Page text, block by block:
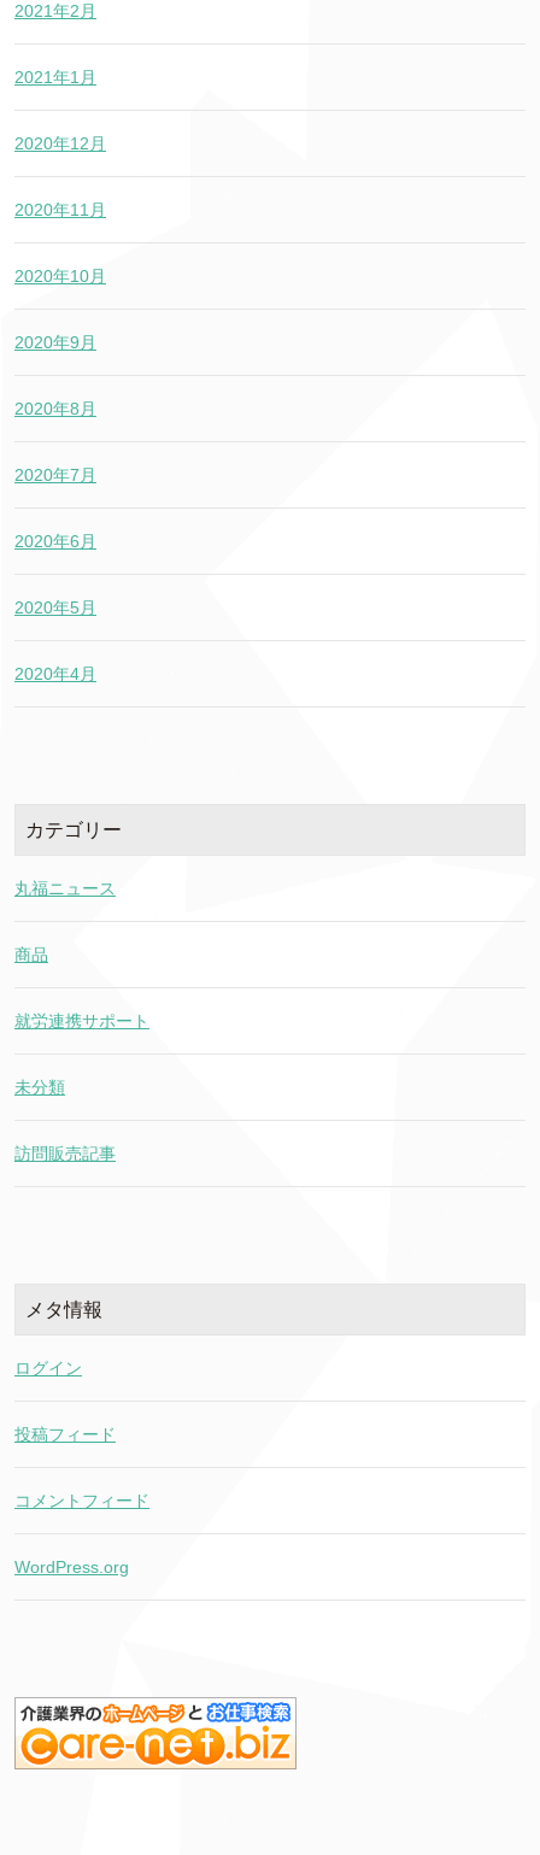
2021年2月
2021年1月
2020年12月
2020年11月
2020年10月
2020年9月
2020年8月
2020年7月
2020年6月
2020年5月
2020年4月
カテゴリー
丸福ニュース
商品
就労連携サポート
未分類
訪問販売記事
メタ情報
ログイン
投稿フィード
コメントフィード
WordPress.org